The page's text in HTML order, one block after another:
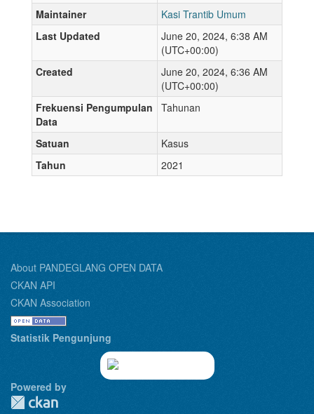
Maintainer
Kasi Trantib Umum
Last Updated
June 20, 2024, 6:38 AM
(UTC+00:00)
Created
June 20, 2024, 6:36 AM
(UTC+00:00)
Frekuensi Pengumpulan
Data
Tahunan
Satuan
Kasus
Tahun
2021
About PANDEGLANG OPEN DATA
CKAN API
CKAN Association
Statistik Pengunjung
Powered by